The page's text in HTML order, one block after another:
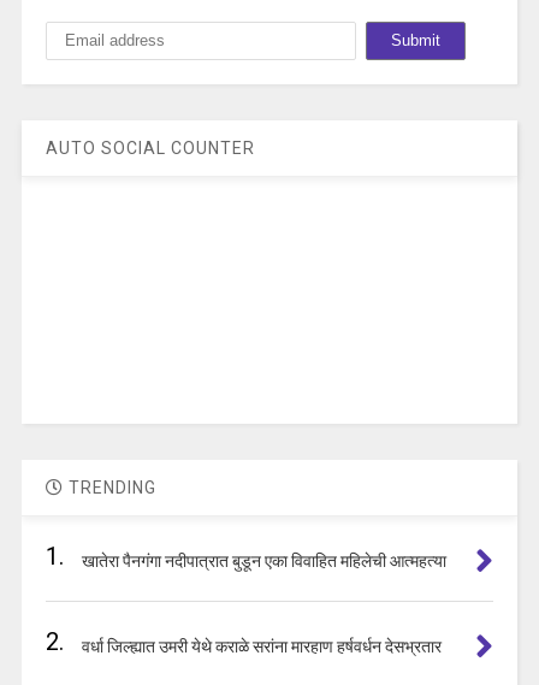
AUTO SOCIAL COUNTER
TRENDING
1. खातेरा पैनगंगा नदीपात्रात बुडून एका विवाहित महिलेची आत्महत्या
2. वर्धा जिल्ह्यात उमरी येथे कराळे सरांना मारहाण हर्षवर्धन देसभ्रतार